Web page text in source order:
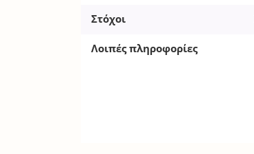
Στόχοι
Λοιπές πληροφορίες